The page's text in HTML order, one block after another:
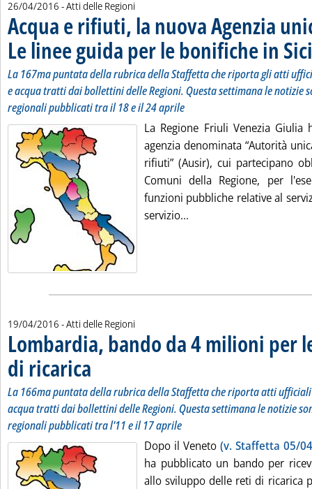
26/04/2016 - Atti delle Regioni
Acqua e rifiuti, la nuova Agenzia
Le linee guida per le bonifiche in
La 167ma puntata della rubrica della Staffetta che riporta gli atti
e acqua tratti dai bollettini delle Regioni. Questa settimana le notizie
regionali pubblicati tra il 18 e il 24 aprile
La Regione Friuli Venezia
agenzia denominata “Autorità
rifiuti” (Ausir), cui partecipano
Comuni della Regione, per
funzioni pubbliche relative al
servizio...
19/04/2016 - Atti delle Regioni
Lombardia, bando da 4 milioni per
di ricarica . Sottotitolo: La 166ma puntata della rubrica della Staffetta
La 166ma puntata della rubrica della Staffetta che riporta atti
acqua tratti dai bollettini delle Regioni. Questa settimana le notizie
regionali pubblicati tra l'11 e il 17 aprile
Dopo il Veneto (v. Staffetta 05/
ha pubblicato un bando per
allo sviluppo delle reti di ricarica